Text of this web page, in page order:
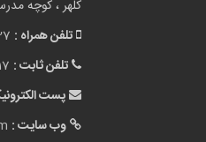
کلهر ، کوچه
تلفن همراه :
تلفن ثابت :
پست
وب سایت :